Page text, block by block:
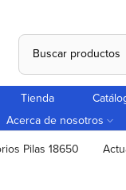
Tienda
Acerca de nosotros
Pilas 18650